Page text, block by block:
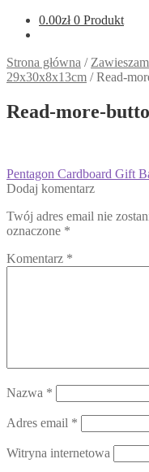
0.00zł 0 Produkt
Strona główna / Zawieszam
29x30x8x13cm /Read-
Read-more-
Nawigacja
wpisu
Poprzedni
wpis:
Pentagon Cardboard Gift
Dodaj komentarz
Twój adres email nie
oznaczone *
Komentarz *
Nazwa *
Adres email *
Witryna internetowa